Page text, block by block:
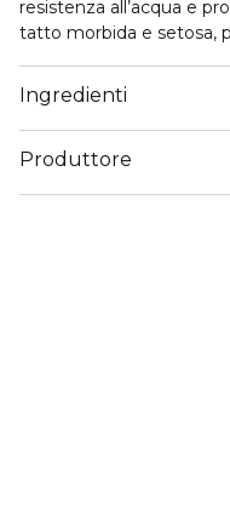
resistenza all’acqua e
tatto morbida e setosa,
formulazione resistente
garantisce una tenuta
del mattino sino alla
un look impeccabile,
Ingredienti
Produttore